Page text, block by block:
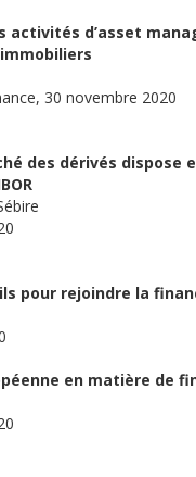
activités d’asset
30 novembre 2020
des dérivés
pour rejoindre la
en matière de